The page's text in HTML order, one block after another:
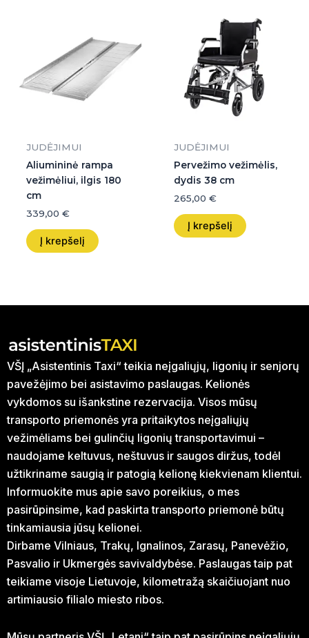
JUDĖJIMUI
Aliumininė rampa
vežimėliui, ilgis 180
cm
339,00 €
Į krepšelį
JUDĖJIMUI
Pervežimo vežimėlis,
dydis 38 cm
265,00 €
Į krepšelį
VŠĮ „Asistentinis Taxi“ teikia neįgaliųjų, ligonių ir senjorų
pavežėjimo bei asistavimo paslaugas. Kelionės
vykdomos su išankstine rezervacija. Visos mūsų
transporto priemonės yra pritaikytos neįgaliųjų
vežimėliams bei gulinčių ligonių transportavimui –
naudojame keltuvus, neštuvus ir saugos diržus, todėl
užtikriname saugią ir patogią kelionę kiekvienam klientui.
Informuokite mus apie savo poreikius, o mes
pasirūpinsime, kad paskirta transporto priemonė būtų
tinkamiausia jūsų kelionei.
Dirbame Vilniaus, Trakų, Ignalinos, Zarasų, Panevėžio,
Pasvalio ir Ukmergės savivaldybėse. Paslaugas taip pat
teikiame visoje Lietuvoje, kilometražą skaičiuojant nuo
artimiausio filialo miesto ribos.